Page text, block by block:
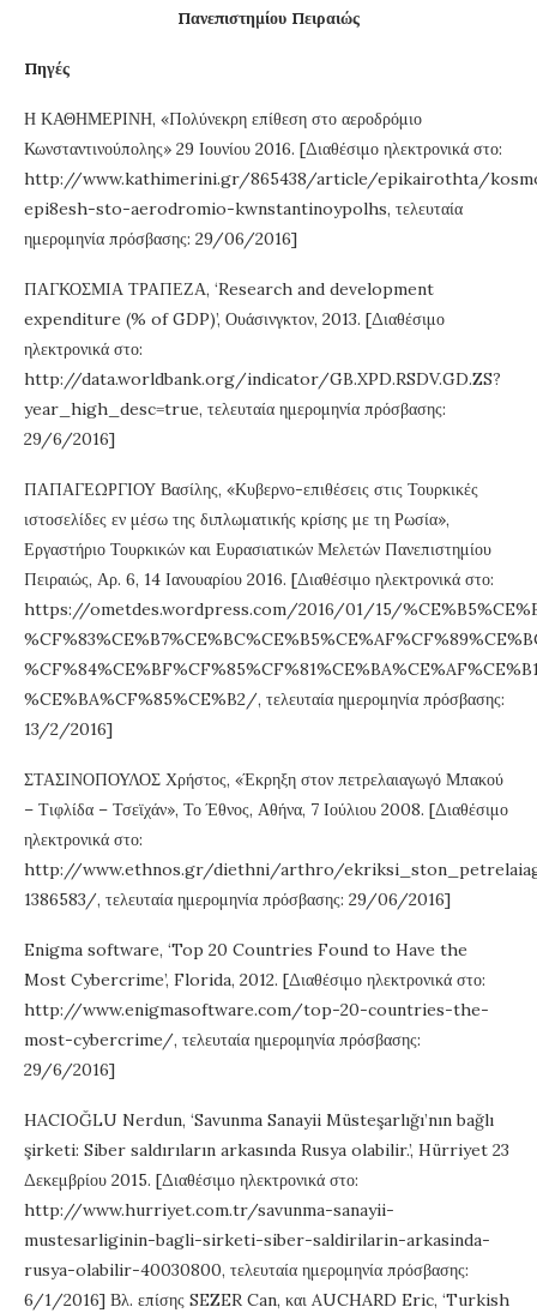
Πανεπιστημίου Πειραιώς
Πηγές
Η ΚΑΘΗΜΕΡΙΝΗ, «Πολύνεκρη επίθεση στο αεροδρόμιο
Κωνσταντινούπολης» 29 Ιουνίου 2016. [Διαθέσιμο ηλεκτρονικά στο:
http://www.kathimerini.gr/865438/article/epikairothta/
epi8esh-sto-aerodromio-kwnstantinoypolhs, τελευταία
ημερομηνία πρόσβασης: 29/06/2016]
ΠΑΓΚΟΣΜΙΑ ΤΡΑΠΕΖΑ, ‘Research and development
expenditure (% of GDP)’, Ουάσινγκτον, 2013. [Διαθέσιμο
ηλεκτρονικά στο:
http://data.worldbank.org/indicator/GB.XPD.RSDV.GD.ZS?
year_high_desc=true, τελευταία ημερομηνία πρόσβασης:
29/6/2016]
ΠΑΠΑΓΕΩΡΓΙΟΥ Βασίλης, «Κυβερνο-επιθέσεις στις Τουρκικές
ιστοσελίδες εν μέσω της διπλωματικής κρίσης με τη Ρωσία»,
Εργαστήριο Τουρκικών και Ευρασιατικών Μελετών Πανεπιστημίου
Πειραιώς, Αρ. 6, 14 Ιανουαρίου 2016. [Διαθέσιμο ηλεκτρονικά στο:
https://ometdes.wordpress.com/2016/01/15/
%CE%BA%CF%85%CE%B2/, τελευταία ημερομηνία πρόσβασης:
13/2/2016]
ΣΤΑΣΙΝΟΠΟΥΛΟΣ Χρήστος, «Έκρηξη στον πετρελαιαγωγό Μπακού
– Τιφλίδα – Τσεϊχάν», Το Έθνος, Αθήνα, 7 Ιούλιου 2008. [Διαθέσιμο
ηλεκτρονικά στο:
http://www.ethnos.gr/diethni/arthro/
1386583/, τελευταία ημερομηνία πρόσβασης: 29/06/2016]
Enigma software, ‘Top 20 Countries Found to Have the
Most Cybercrime’, Florida, 2012. [Διαθέσιμο ηλεκτρονικά στο:
http://www.enigmasoftware.com/top-20-countries-the-
most-cybercrime/, τελευταία ημερομηνία πρόσβασης:
29/6/2016]
HACIOĞLU Nerdun, ‘Savunma Sanayii Müsteşarlığı’nın bağlı
şirketi: Siber saldırıların arkasında Rusya olabilir.’, Hürriyet 23
Δεκεμβρίου 2015. [Διαθέσιμο ηλεκτρονικά στο:
http://www.hurriyet.com.tr/savunma-sanayii-
mustesarliginin-bagli-sirketi-siber-saldirilarin-arkasinda-
rusya-olabilir-40030800, τελευταία ημερομηνία πρόσβασης:
6/1/2016] Βλ. επίσης SEZER Can, και AUCHARD Eric, ‘Turkish